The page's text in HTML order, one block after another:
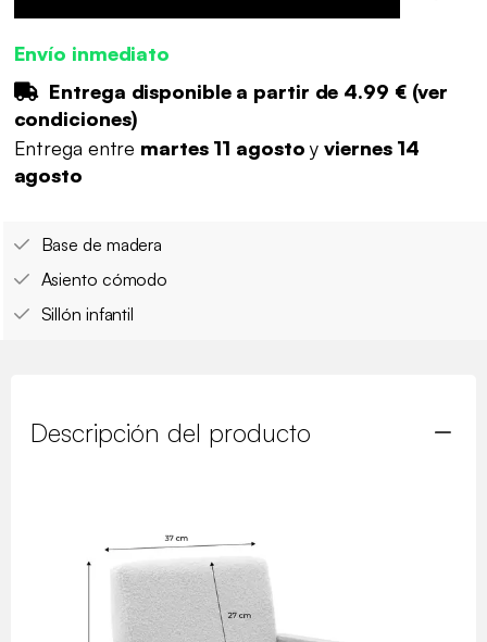
Envío inmediato
Entrega disponible a partir de 4.99 €(ver
condiciones)
Entrega entre martes 11 agostoyviernes 14
agosto
Base de madera
Asiento cómodo
Sillón infantil
Descripción del producto